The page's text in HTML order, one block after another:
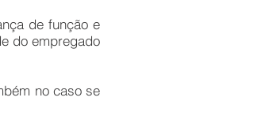
de função e
do empregado
no caso se